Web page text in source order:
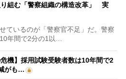
組む「警察組織の構造改革」 実
ているのが「警察官不足」だ。警察
年間で2分の1以…
危機】採用試験受験者数は10年間で2
がも…